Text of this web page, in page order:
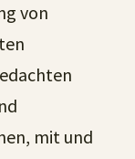
von
mit und